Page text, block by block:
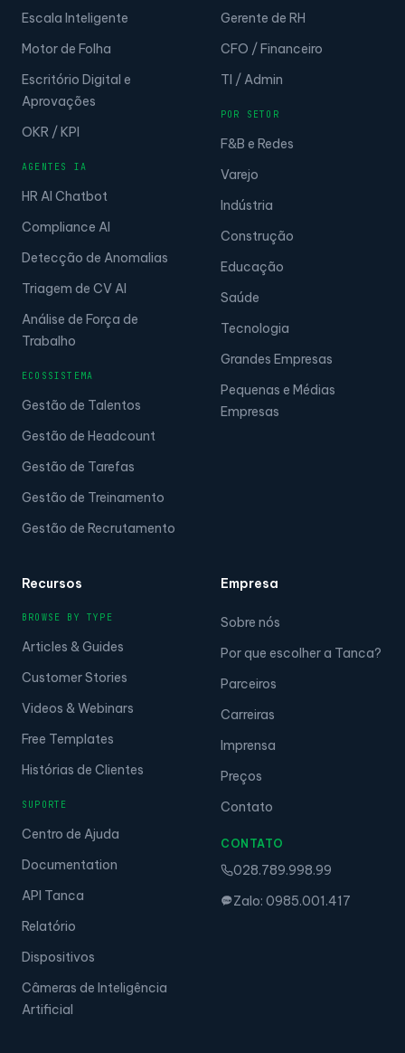
Escala Inteligente
Motor de Folha
Escritório Digital e
Aprovações
OKR / KPI
AGENTES IA
HR AI Chatbot
Compliance AI
Detecção de Anomalias
Triagem de CV AI
Análise de Força de
Trabalho
ECOSSISTEMA
Gestão de Talentos
Gestão de Headcount
Gestão de Tarefas
Gestão de Treinamento
Gestão de Recrutamento
Gerente de RH
CFO / Financeiro
TI / Admin
POR SETOR
F&B e Redes
Varejo
Indústria
Construção
Educação
Saúde
Tecnologia
Grandes Empresas
Pequenas e Médias
Empresas
Recursos
BROWSE BY TYPE
Articles & Guides
Customer Stories
Videos & Webinars
Free Templates
Histórias de Clientes
SUPORTE
Centro de Ajuda
Documentation
API Tanca
Relatório
Dispositivos
Câmeras de Inteligência
Artificial
Empresa
Sobre nós
Por que escolher a Tanca?
Parceiros
Carreiras
Imprensa
Preços
Contato
CONTATO
028.789.998.99
Zalo: 0985.001.417